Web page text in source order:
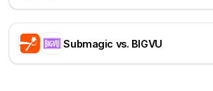
Submagic vs. BIGVU